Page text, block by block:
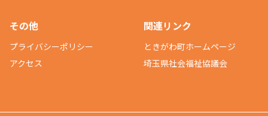
その他
プライバシーポリシー
アクセス
関連リンク
ときがわ町ホームページ
埼玉県社会福祉協議会